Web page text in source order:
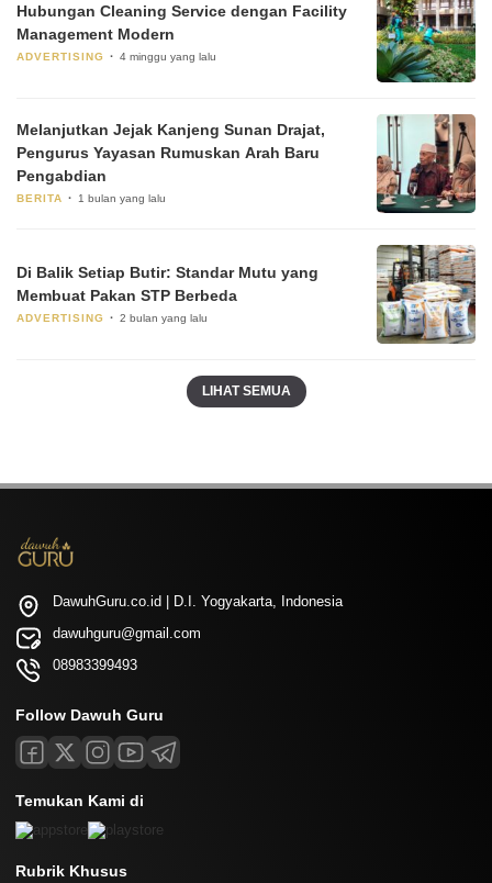
Hubungan Cleaning Service dengan Facility
Management Modern
ADVERTISING 4 minggu yang lalu
Melanjutkan Jejak Kanjeng Sunan Drajat,
Pengurus Yayasan Rumuskan Arah Baru
Pengabdian
BERITA 1 bulan yang lalu
Di Balik Setiap Butir: Standar Mutu yang
Membuat Pakan STP Berbeda
ADVERTISING 2 bulan yang lalu
LIHAT SEMUA
DawuhGuru.co.id | D.I. Yogyakarta, Indonesia
dawuhguru@gmail.com
08983399493
Follow Dawuh Guru
Temukan Kami di
Rubrik Khusus